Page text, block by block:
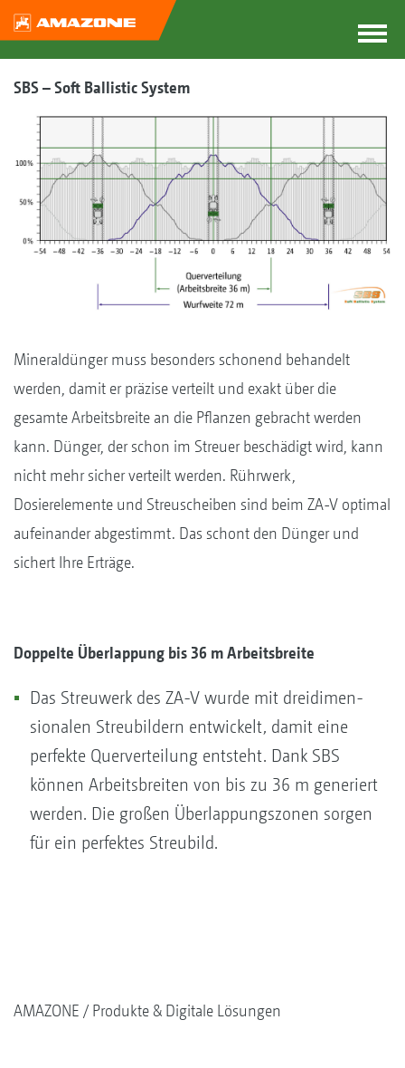
SBS – Soft Ballistic System
Mineraldünger muss besonders schonend behandelt
werden, damit er präzise verteilt und exakt über die
gesamte Arbeitsbreite an die Pflanzen gebracht werden
kann. Dünger, der schon im Streuer beschädigt wird, kann
nicht mehr sicher verteilt werden. Rührwerk,
Dosierelemente und Streuscheiben sind beim ZA-V optimal
aufeinander abgestimmt. Das schont den Dünger und
sichert Ihre Erträge.
Doppelte Überlappung bis 36 m Arbeitsbreite
Das Streuwerk des ZA-V wurde mit dreidimen­
sionalen Streubildern entwickelt, damit eine
perfekte Querverteilung entsteht. Dank SBS
können ­Arbeitsbreiten von bis zu 36 m generiert
werden. Die großen Überlappungszonen sorgen
für ein ­perfektes Streubild.
AMAZONE Produkte & Digitale Lösungen